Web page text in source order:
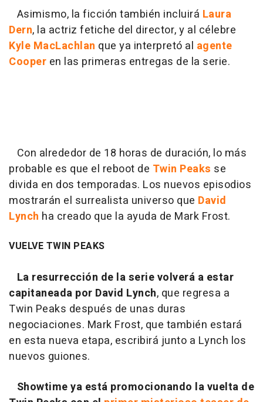
Asimismo, la ficción también incluirá Laura
Dern, la actriz fetiche del director, y al célebre
Kyle MacLachlan que ya interpretó al agente
Cooper en las primeras entregas de la serie.
Con alrededor de 18 horas de duración, lo más
probable es que el reboot de Twin Peaks se
divida en dos temporadas. Los nuevos episodios
mostrarán el surrealista universo que David
Lynch ha creado que la ayuda de Mark Frost.
VUELVE TWIN PEAKS
La resurrección de la serie volverá a estar
capitaneada por David Lynch, que regresa a
Twin Peaks después de unas duras
negociaciones. Mark Frost, que también estará
en esta nueva etapa, escribirá junto a Lynch los
nuevos guiones.
Showtime ya está promocionando la vuelta de